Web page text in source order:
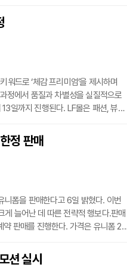
오는 7일 방송을 통해 일반에 공개
다. GS샵은 이번 신규 브랜드 출시
드로 ‘체감 프리미엄’을 제시하며
정에서 품질과 차별성을 실질적으로
일까지 진행된다. LF몰은 패션, 뷰티,
션 서비스도 함께 제공한다.주요 선
됐다. 행사 기간 구매 금액에 따른 추
정 판매
폼을 판매한다고 6일 밝혔다. 이번
늘어난 데 따른 전략적 행보다.판매
판매를 진행한다. 가격은 유니폼 27
WBC 유니폼 판매를 기점으로 스포
관계자는 "스포츠가 하나의 문화로 정
션 실시